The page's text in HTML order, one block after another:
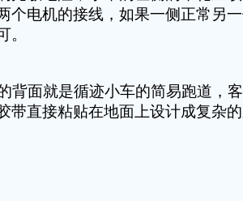
个电机的接线，如果一侧正常另
。
背面就是循迹小车的简易跑道，
带直接粘贴在地面上设计成复杂